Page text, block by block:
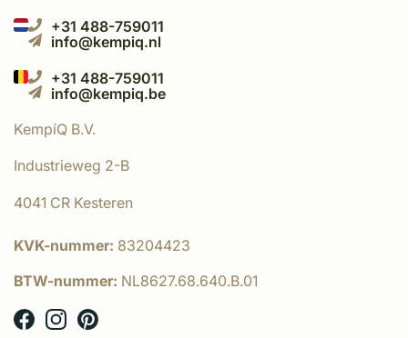
+31 488-759011
info@kempiq.nl
+31 488-759011
info@kempiq.be
KempíQ B.V.
Industrieweg 2-B
4041 CR Kesteren
KVK-nummer: 83204423
BTW-nummer: NL8627.68.640.B.01